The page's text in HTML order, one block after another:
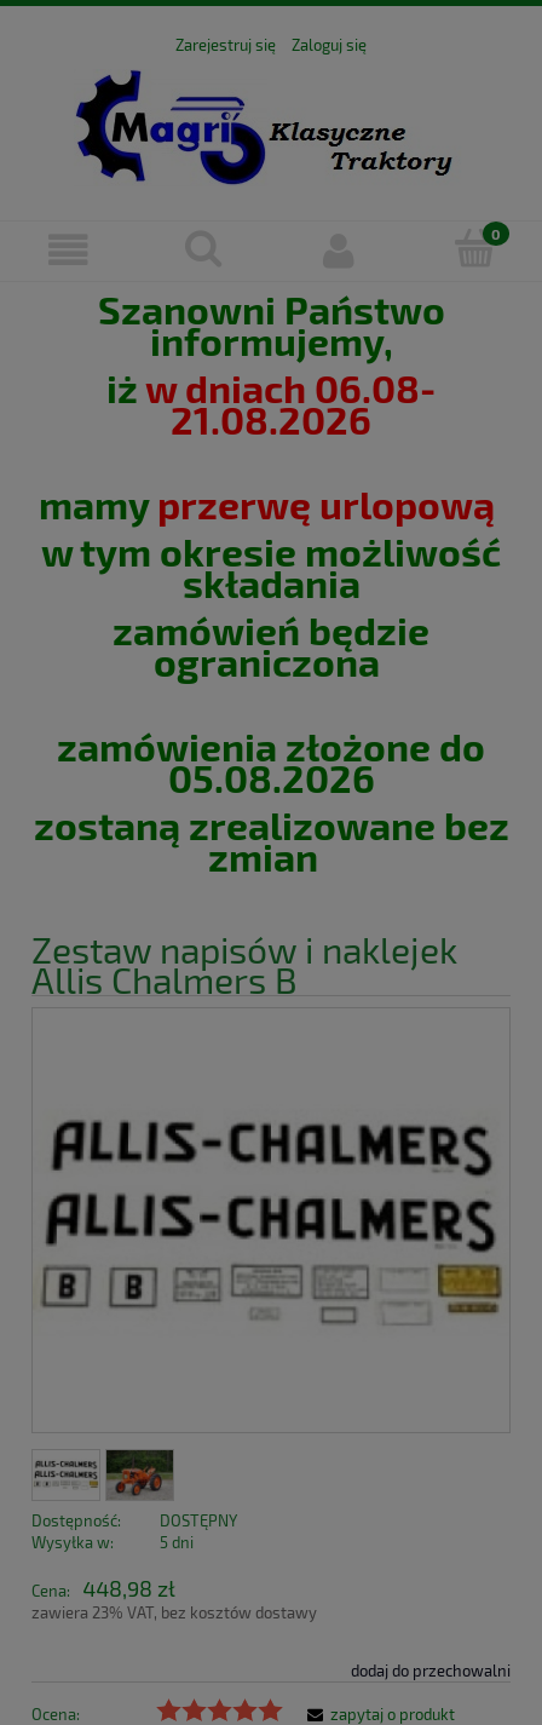
Zarejestruj się Zaloguj się
Szanowni Państwo
informujemy,
iżw dniach 06.08-
21.08.2026
mamy przerwę urlopową
w tym okresie możliwość
składania
zamówień będzie
ograniczona
zamówienia złożone do
05.08.2026
zostaną zrealizowane bez
zmian
Zestaw napisów i naklejek
Allis Chalmers B
Dostępność:
DOSTĘPNY
Wysyłka w:
5 dni
Cena: 448,98 zł
zawiera 23% VAT, bez kosztów dostawy
dodaj do przechowalni
Ocena:
zapytaj o produkt